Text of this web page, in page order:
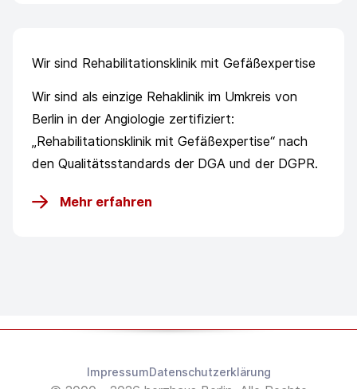
Wir sind Rehabilitationsklinik mit Gefäßexpertise
Wir sind als einzige Rehaklinik im Umkreis von
Berlin in der Angiologie zertifiziert:
„Rehabilitationsklinik mit Gefäßexpertise“ nach
den Qualitätsstandards der DGA und der DGPR.
Mehr erfahren
ImpressumDatenschutzerklärung